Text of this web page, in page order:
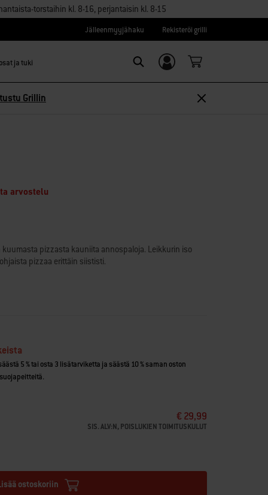
torstaihin kl. 8-16, perjantaisin kl. 8-15
Jälleenmyyjähaku Rekisteröi grilli
ja tuki
Kirjaudu sisään/
Rekisteröidy
Grillin
arvostelu
pizzasta kauniita annospaloja. Leikkurin iso
pizzaa erittäin siististi.
5 % tai osta 3 lisätarviketta ja säästä 10 % saman oston
€ 29,99
SIS. ALV:N, POISLUKIEN TOIMITUSKULUT
ostoskoriin